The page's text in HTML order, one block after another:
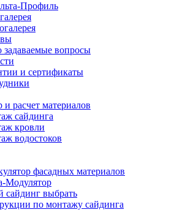
Профиль
задаваемые вопросы
и сертификаты
и расчет материалов
сайдинга
кровли
водостоков
фасадных материалов
Модулятор
сайдинг выбрать
по монтажу сайдинга